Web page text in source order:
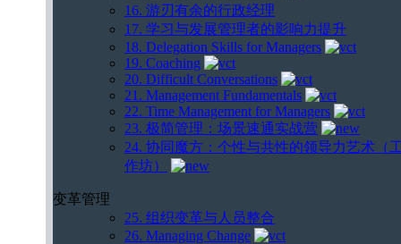
16. 游刃有余的行政经理
17. 学习与发展管理者的影响力提升
18. Delegation Skills for Managers
19. Coaching
20. Difficult Conversations
21. Management Fundamentals
22. Time Management for Managers
23. 极简管理：场景速通实战营
24. 协同魔方：个性与共性的领导力艺术（
作坊）
变革管理
25. 组织变革与人员整合
26. Managing Change